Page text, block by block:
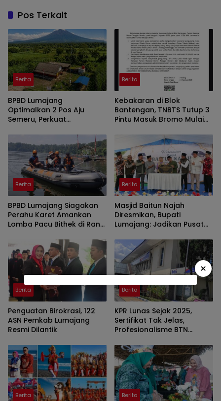
Pos Terkait
Berita
BPBD Lumajang
Optimalkan 2 Pos Aju
Semeru, Perkuat
Rawan Lahar
Berita
Kebakaran di Blok
Bantengan, TNBTS Tutup 3
Pintu Masuk Bromo Mulai
Berita
BPBD Lumajang Siagakan
Perahu Karet Amankan
Lomba Pacu Bithek di Ranu
Berita
Masjid Baitun Najah
Diresmikan, Bupati
Lumajang: Jadikan Pusat
Berita
Penguatan Birokrasi, 122
ASN Pemkab Lumajang
Resmi Dilantik
Berita
KPR Lunas Sejak 2025,
Sertifikat Tak Jelas,
Profesionalisme BTN
Berita Berita
×